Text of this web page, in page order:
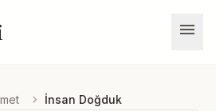
menu
chevron_right İnsan Doğduk